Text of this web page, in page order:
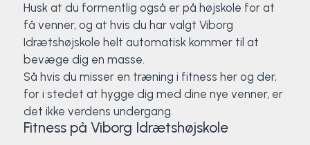
Husk at du formentlig også er på højskole for at
få venner, og at hvis du har valgt Viborg
Idrætshøjskole helt automatisk kommer til at
bevæge dig en masse.
Så hvis du misser en træning i fitness her og der,
for i stedet at hygge dig med dine nye venner, er
det ikke verdens undergang.
Fitness på Viborg Idrætshøjskole